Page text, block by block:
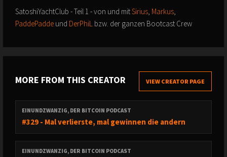
SatoshiYachtClub - Teil 1 - von und mitSirius, Markus,
PaddePadde und DerPhiL bzw. der ganzen Bootcast Crew
MORE FROM THIS CREATOR VIEW CREATOR PAGE
EINUNDZWANZIG, DER BITCOIN PODCAST
#329 - Mal verlierste, mal gewinnen die andern
EINUNDZWANZIG, DER BITCOIN PODCAST